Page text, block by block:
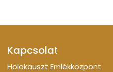
Kapcsolat
Holokauszt Emlékközpont